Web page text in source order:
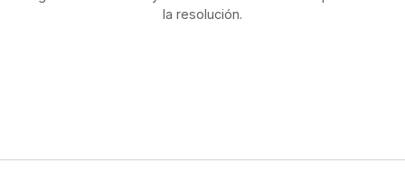
la resolución.